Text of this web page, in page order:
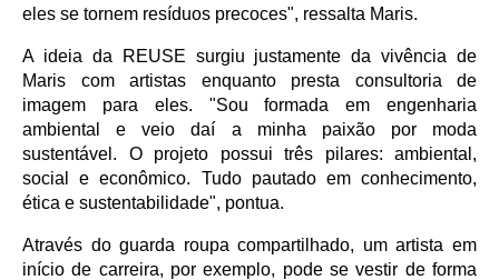
eles se tornem resíduos precoces", ressalta Maris.
A ideia da REUSE surgiu justamente da vivência de
Maris com artistas enquanto presta consultoria de
imagem para eles. "Sou formada em engenharia
ambiental e veio daí a minha paixão por moda
sustentável. O projeto possui três pilares: ambiental,
social e econômico. Tudo pautado em conhecimento,
ética e sustentabilidade", pontua.
Através do guarda roupa compartilhado, um artista em
início de carreira, por exemplo, pode se vestir de forma